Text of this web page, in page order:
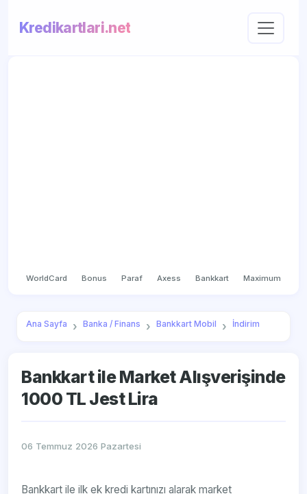
Kredikartlari.net
WorldCard Bonus Paraf Axess Bankkart Maximum
Ana Sayfa Banka / Finans Bankkart Mobil İndirim
Bankkart ile Market Alışverişinde
1000 TL Jest Lira
06 Temmuz 2026 Pazartesi
Bankkart ile ilk ek kredi kartınızı alarak market